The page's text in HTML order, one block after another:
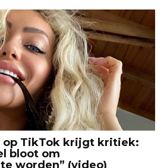
op TikTok krijgt kritiek:
bloot om
worden” (video)